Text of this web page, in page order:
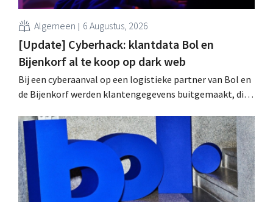
Algemeen 6 Augustus, 2026
[Update] Cyberhack: klantdata Bol en
Bijenkorf al te koop op dark web
Bij een cyberaanval op een logistieke partner van Bol en
de Bijenkorf werden klantengegevens buitgemaakt, die
De retailers roepen klanten op alert te zijn voor
phishing.